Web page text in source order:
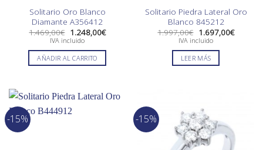
Solitario Oro Blanco
Diamante A356412
1.469,00€ El
precio
original
era:
1.469,00€.
1.248,00€El
precio
es:
1.248,00€.
IVA incluido
AÑADIR AL CARRITO
Solitario Piedra Lateral Oro
Blanco 845212
1.997,00€ El
precio
original
era:
1.997,00€.
1.697,00€El
precio
IVA incluido
LEER MÁS
-15% -15%